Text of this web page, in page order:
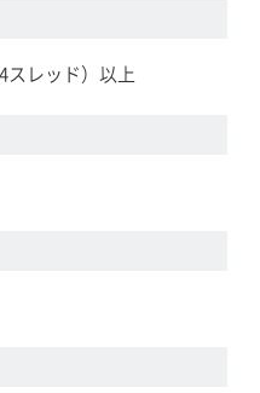
レッド）以上